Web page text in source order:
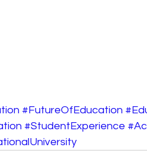
#FutureOfEducation
#StudentExperience